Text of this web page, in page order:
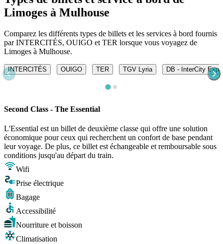
Limoges à Mulhouse
Comparez les différents types de billets et les services à bord fournis
par INTERCITÉS, OUIGO et TER lorsque vous voyagez de
Limoges à Mulhouse.
INTERCITÉS OUIGO TER TGV Lyria DB - InterCity
Second Class - The Essential
L'Essential est un billet de deuxième classe qui offre une solution
économique pour ceux qui recherchent un confort de base pendant
leur voyage. De plus, ce billet est échangeable et remboursable sous
conditions jusqu'au départ du train.
Wifi
Prise électrique
Bagage
Accessibilité
Nourriture et boisson
Climatisation